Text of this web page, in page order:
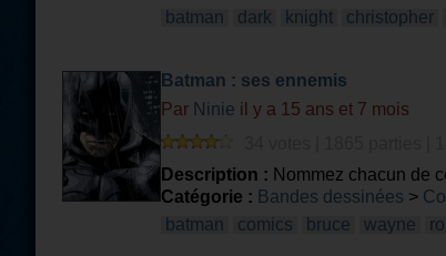
batman
dark knight christopher
Batman : ses ennemis
Par Ninie il y a 15 ans et 7 mois
Description : Nommez chacun de
Catégorie : Bandes dessinées >
batman
comics bruce wayne